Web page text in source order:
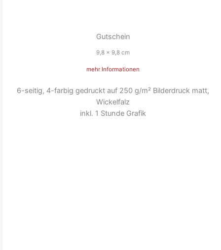
Gutschein
9,8 x 9,8 cm
mehr Informationen
6-seitig, 4-farbig gedruckt auf 250 g/m² Bilderdruck matt,
Wickelfalz
inkl. 1 Stunde Grafik